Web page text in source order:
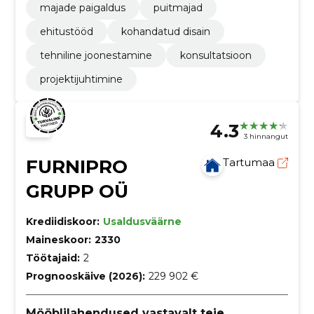
majade paigaldus
puitmajad
ehitustööd
kohandatud disain
tehniline joonestamine
konsultatsioon
projektijuhtimine
4.3 3 hinnangut
FURNIPRO
GRUPP OÜ
Tartumaa
Krediidiskoor: Usaldusväärne
Maineskoor: 2330
Töötajaid: 2
Prognooskäive (2026): 229 902 €